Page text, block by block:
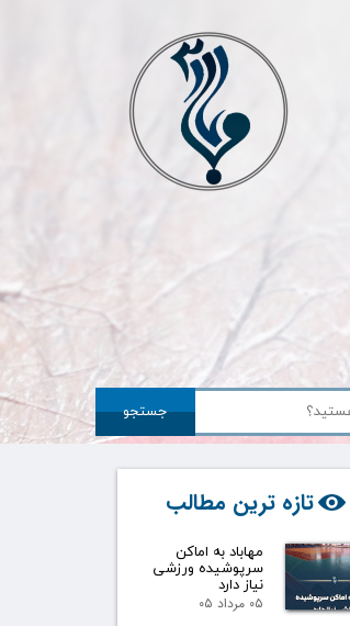
جستجو
تازه ترین مطالب
مهاباد به اماکن
سرپوشیده ورزشی
نیاز دارد
۰۵ مرداد ۰۵